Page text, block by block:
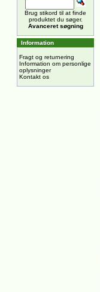
Brug stikord til at finde
produktet du søger.
Avanceret søgning
Information
Fragt og returnering
Information om personlige
oplysninger
Kontakt os